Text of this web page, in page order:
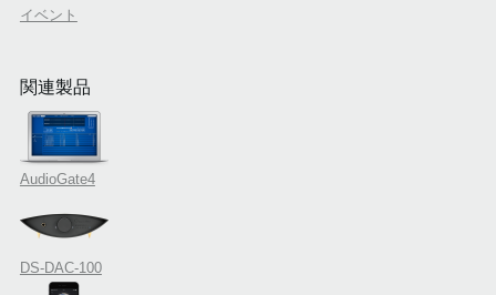
イベント
関連製品
AudioGate4
DS-DAC-100